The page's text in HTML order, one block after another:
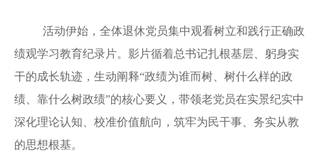
活动伊始，全体退休党员集中观看树立和践行正确政
绩观学习教育纪录片。影片循着总书记扎根基层、躬身实
干的成长轨迹，生动阐释“政绩为谁而树、树什么样的政
绩、靠什么树政绩”的核心要义，带领老党员在实景纪实中
深化理论认知、校准价值航向，筑牢为民干事、务实从教
的思想根基。